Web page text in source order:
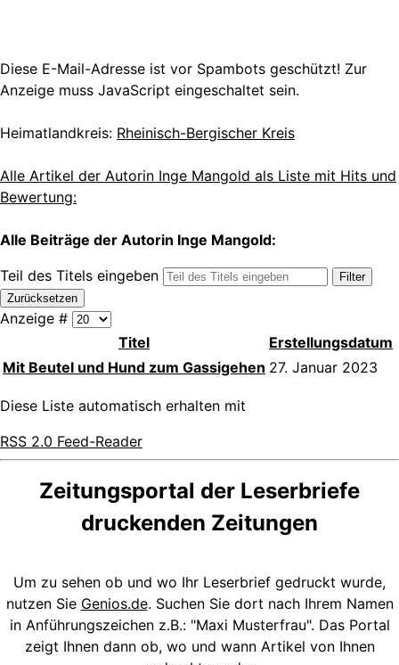
Diese E-Mail-Adresse ist vor Spambots geschützt! Zur
Anzeige muss JavaScript eingeschaltet sein.
Heimatlandkreis: Rheinisch-Bergischer Kreis
Alle Artikel der Autorin Inge Mangold als Liste mit Hits und
Bewertung:
Alle Beiträge der Autorin Inge Mangold:
Teil des Titels eingeben
Filter
Zurücksetzen
Anzeige #
Titel
Erstellungsdatum
Mit Beutel und Hund zum Gassigehen 27. Januar 2023
Diese Liste automatisch erhalten mit
RSS 2.0 Feed-Reader
Zeitungsportal der Leserbriefe
druckenden Zeitungen
Um zu sehen ob und wo Ihr Leserbrief gedruckt wurde,
nutzen Sie Genios.de. Suchen Sie dort nach Ihrem Namen
in Anführungszeichen z.B.: "Maxi Musterfrau". Das Portal
zeigt Ihnen dann ob, wo und wann Artikel von Ihnen